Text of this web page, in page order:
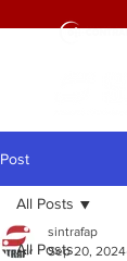
Post
All Posts
All Posts
sintrafap
Sep 20, 2024